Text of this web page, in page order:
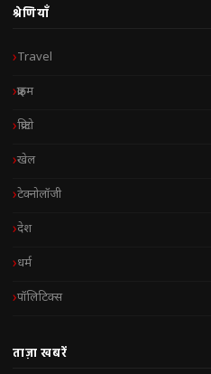
श्रेणियाँ
Travel
क्राइम
क्रिप्टो
खेल
टेक्नोलॉजी
देश
धर्म
पॉलिटिक्स
ताज़ा खबरें